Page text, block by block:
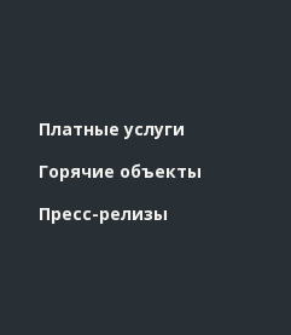
Платные услуги
Горячие объекты
Пресс-релизы